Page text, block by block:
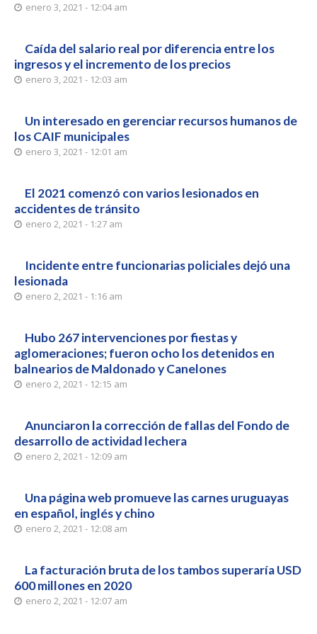
enero 3, 2021 - 12:04 am
Caída del salario real por diferencia entre los
ingresos y el incremento de los precios
enero 3, 2021 - 12:03 am
Un interesado en gerenciar recursos humanos de
los CAIF municipales
enero 3, 2021 - 12:01 am
El 2021 comenzó con varios lesionados en
accidentes de tránsito
enero 2, 2021 - 1:27 am
Incidente entre funcionarias policiales dejó una
lesionada
enero 2, 2021 - 1:16 am
Hubo 267 intervenciones por fiestas y
aglomeraciones; fueron ocho los detenidos en
balnearios de Maldonado y Canelones
enero 2, 2021 - 12:15 am
Anunciaron la corrección de fallas del Fondo de
desarrollo de actividad lechera
enero 2, 2021 - 12:09 am
Una página web promueve las carnes uruguayas
en español, inglés y chino
enero 2, 2021 - 12:08 am
La facturación bruta de los tambos superaría USD
600 millones en 2020
enero 2, 2021 - 12:07 am